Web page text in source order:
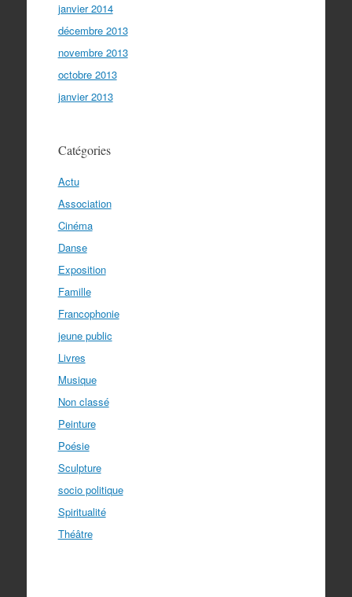
janvier 2014
décembre 2013
novembre 2013
octobre 2013
janvier 2013
Catégories
Actu
Association
Cinéma
Danse
Exposition
Famille
Francophonie
jeune public
Livres
Musique
Non classé
Peinture
Poésie
Sculpture
socio politique
Spiritualité
Théâtre